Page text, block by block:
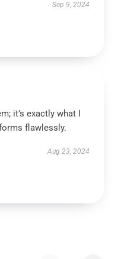
Sep 9, 2024
it’s exactly what I
flawlessly.
Aug 23, 2024